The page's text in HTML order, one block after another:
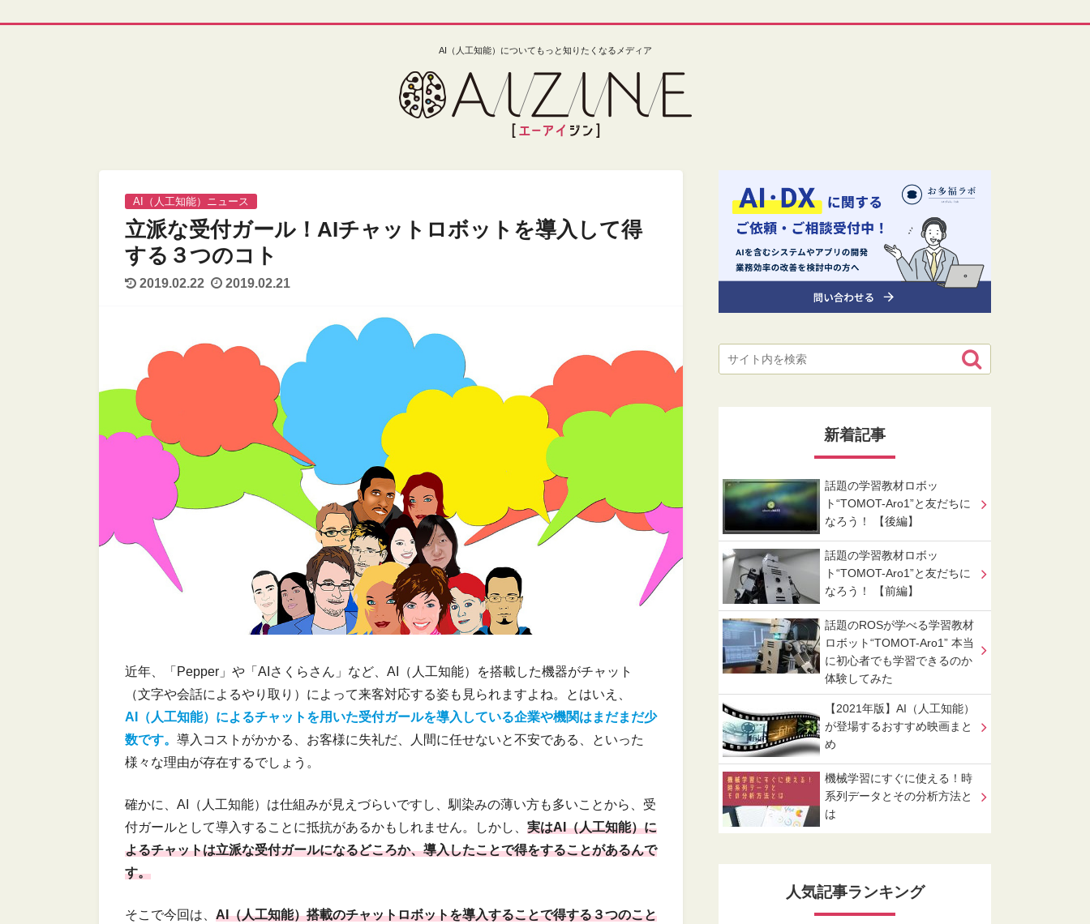
AI（人工知能）についてもっと知りたくなるメディア
AI（人工知能）ニュース
立派な受付ガール！AIチャットロボットを導入して得
する３つのコト
2019.02.22 2019.02.21
近年、「Pepper」や「AIさくらさん」など、AI（人工知能）を搭載した機器がチャット
（文字や会話によるやり取り）によって来客対応する姿も見られますよね。とはいえ、
AI（人工知能）によるチャットを用いた受付ガールを導入している企業や機関はまだまだ少
数です。 導入コストがかかる、お客様に失礼だ、人間に任せないと不安である、といった
様々な理由が存在するでしょう。
確かに、AI（人工知能）は仕組みが見えづらいですし、馴染みの薄い方も多いことから、受
付ガールとして導入することに抵抗があるかもしれません。しかし、 実はAI（人工知能）に
よるチャットは立派な受付ガールになるどころか、導入したことで得をすることがあるんで
す。
そこで今回は、 AI（人工知能）搭載のチャットロボットを導入することで得する３つのこと
新着記事
話題の学習教材ロボッ
ト“TOMOT-Aro1”と友だちに
なろう！ 【後編】
話題の学習教材ロボッ
ト“TOMOT-Aro1”と友だちに
なろう！ 【前編】
話題のROSが学べる学習教材
ロボット“TOMOT-Aro1” 本当
に初心者でも学習できるのか
体験してみた
【2021年版】AI（人工知能）
が登場するおすすめ映画まと
め
機械学習にすぐに使える！時
系列データとその分析方法と
は
人気記事ランキング